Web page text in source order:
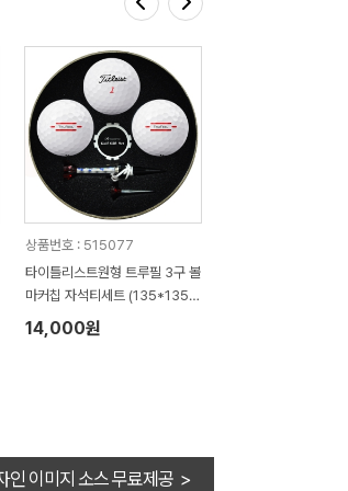
상품번호 : 515077
타이틀리스트원형 트루필 3구 볼
마커칩 자석티세트 (135*135*
45mm)
14,000원
인 이미지 소스 무료제공 >